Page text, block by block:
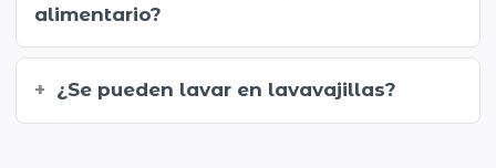
alimentario?
¿Se pueden lavar en lavavajillas?